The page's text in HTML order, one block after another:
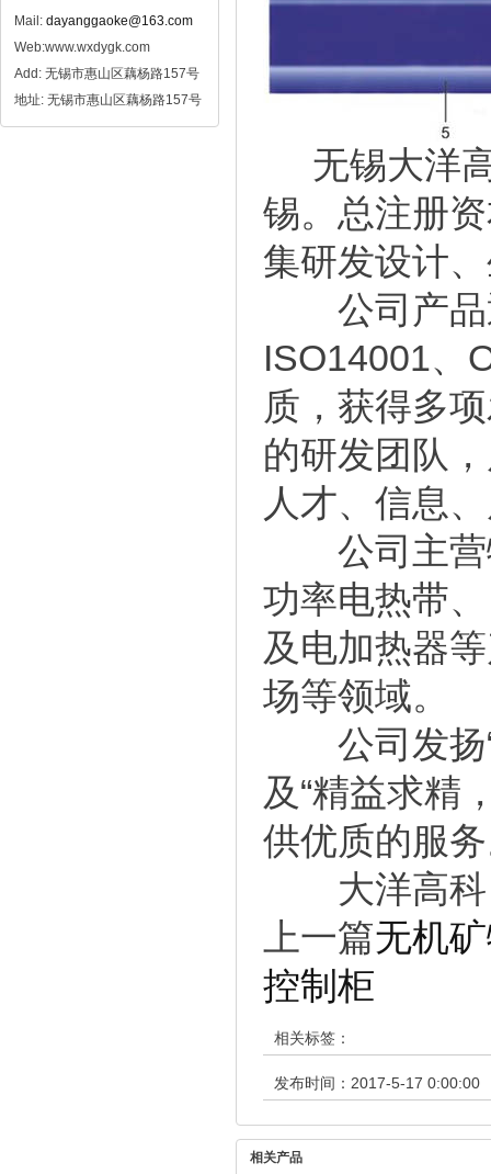
Mail: dayanggaoke@163.com
Web:www.wxdygk.com
Add: 无锡市惠山区藕杨路157号
地址: 无锡市惠山区藕杨路157号
无锡大洋高
锡。总注册
集研发设计
公司产品
ISO14001、
质，获得多
的研发团队
人才、信息
公司主营
功率电热带
及电加热器
场等领域。
公司发扬“
及“精益求精
供优质的服
大洋高科
上一篇无机
控制柜
相关标签：
发布时间：2017-5-17 0:00:00
相关产品